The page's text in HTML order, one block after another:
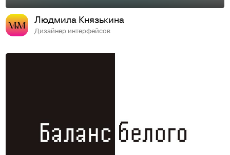
Людмила Князькина
Дизайнер интерфейсов